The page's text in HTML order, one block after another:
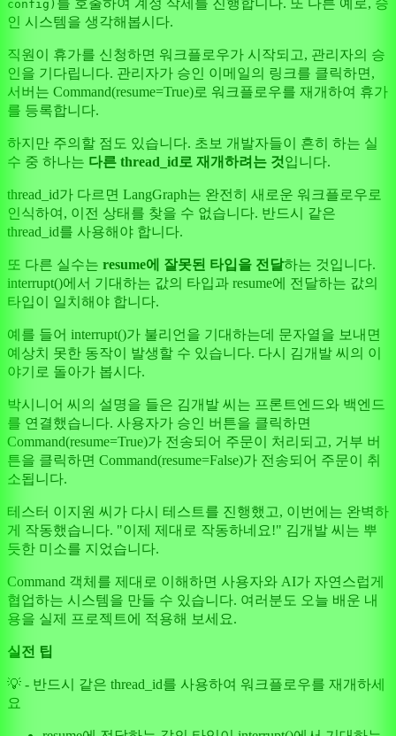
config) 를 호출하여 계정 삭제를 진행합니다. 또 다른 예로, 승
인 시스템을 생각해봅시다.
직원이 휴가를 신청하면 워크플로우가 시작되고, 관리자의 승
인을 기다립니다. 관리자가 승인 이메일의 링크를 클릭하면,
서버는 Command(resume=True)로 워크플로우를 재개하여 휴가
를 등록합니다.
하지만 주의할 점도 있습니다. 초보 개발자들이 흔히 하는 실
수 중 하나는 다른 thread_id로 재개하려는 것입니다.
thread_id가 다르면 LangGraph는 완전히 새로운 워크플로우로
인식하여, 이전 상태를 찾을 수 없습니다. 반드시 같은
thread_id를 사용해야 합니다.
또 다른 실수는 resume에 잘못된 타입을 전달하는 것입니다.
interrupt()에서 기대하는 값의 타입과 resume에 전달하는 값의
타입이 일치해야 합니다.
예를 들어 interrupt()가 불리언을 기대하는데 문자열을 보내면
예상치 못한 동작이 발생할 수 있습니다. 다시 김개발 씨의 이
야기로 돌아가 봅시다.
박시니어 씨의 설명을 들은 김개발 씨는 프론트엔드와 백엔드
를 연결했습니다. 사용자가 승인 버튼을 클릭하면
Command(resume=True)가 전송되어 주문이 처리되고, 거부 버
튼을 클릭하면 Command(resume=False)가 전송되어 주문이 취
소됩니다.
테스터 이지원 씨가 다시 테스트를 진행했고, 이번에는 완벽하
게 작동했습니다. "이제 제대로 작동하네요!" 김개발 씨는 뿌
듯한 미소를 지었습니다.
Command 객체를 제대로 이해하면 사용자와 AI가 자연스럽게
협업하는 시스템을 만들 수 있습니다. 여러분도 오늘 배운 내
용을 실제 프로젝트에 적용해 보세요.
실전 팁
💡 - 반드시 같은 thread_id를 사용하여 워크플로우를 재개하세
요